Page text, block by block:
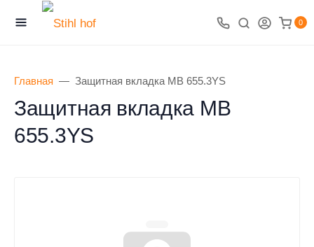
0
Главная Защитная вкладка MB 655.3YS
Защитная вкладка MB
655.3YS